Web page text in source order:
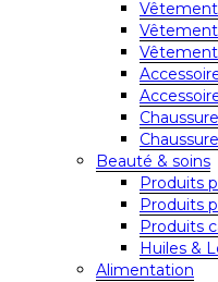
Beauté & soins
Produits
Produits
Produits
Huiles &
Alimentation